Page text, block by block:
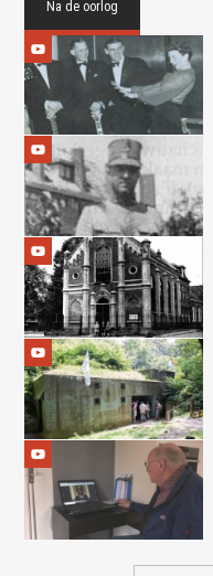
Na de oorlog